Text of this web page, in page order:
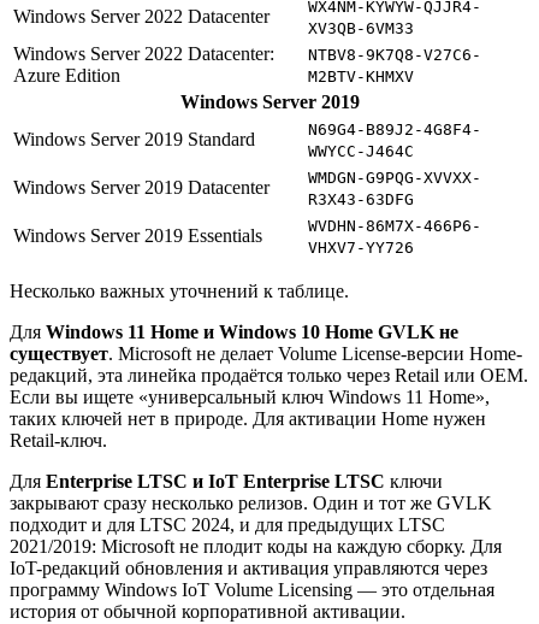
Windows Server 2022 Datacenter
WX4NM-KYWYW-QJJR4-
XV3QB-6VM33
Windows Server 2022 Datacenter:
Azure Edition
NTBV8-9K7Q8-V27C6-
M2BTV-KHMXV
Windows Server 2019
Windows Server 2019 Standard
N69G4-B89J2-4G8F4-
WWYCC-J464C
Windows Server 2019 Datacenter
WMDGN-G9PQG-XVVXX-
R3X43-63DFG
Windows Server 2019 Essentials
WVDHN-86M7X-466P6-
VHXV7-YY726
Несколько важных уточнений к таблице.
Для Windows 11 Home и Windows 10 Home GVLK не
существует. Microsoft не делает Volume License-версии Home-
редакций, эта линейка продаётся только через Retail или OEM.
Если вы ищете «универсальный ключ Windows 11 Home»,
таких ключей нет в природе. Для активации Home нужен
Retail-ключ.
Для Enterprise LTSC и IoT Enterprise LTSC ключи
закрывают сразу несколько релизов. Один и тот же GVLK
подходит и для LTSC 2024, и для предыдущих LTSC
2021/2019: Microsoft не плодит коды на каждую сборку. Для
IoT-редакций обновления и активация управляются через
программу Windows IoT Volume Licensing — это отдельная
история от обычной корпоративной активации.